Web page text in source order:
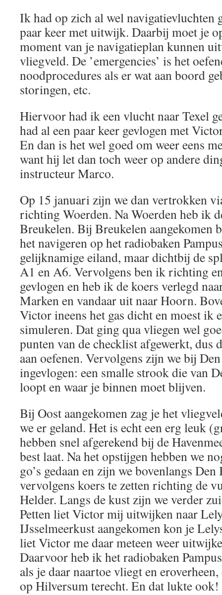
Ik had op zich al wel navigatievluchten
paar keer met uitwijk. Daarbij moet je
moment van je navigatieplan kunnen
vliegveld. De ’emergencies’ is het
noodprocedures als er wat aan boord
storingen, etc.
Hiervoor had ik een vlucht naar Texel
had al een paar keer gevlogen met
En dan is het wel goed om weer eens
want hij let dan toch weer op andere
instructeur Marco.
Op 15 januari zijn we dan vertrokken
richting Woerden. Na Woerden heb ik
Breukelen. Bij Breukelen aangekomen
het navigeren op het radiobaken
gelijknamige eiland, maar dichtbij de
A1 en A6. Vervolgens ben ik richting
gevlogen en heb ik de koers verlegd
Marken en vandaar uit naar Hoorn.
Victor ineens het gas dicht en moest ik
simuleren. Dat ging qua vliegen wel
punten van de checklist afgewerkt, dus
aan oefenen. Vervolgens zijn we bij
ingevlogen: een smalle strook die van
loopt en waar je binnen moet blijven.
Bij Oost aangekomen zag je het
we er geland. Het is echt een erg leuk
hebben snel afgerekend bij de
best laat. Na het opstijgen hebben we
go’s gedaan en zijn we bovenlangs
vervolgens koers te zetten richting de
Helder. Langs de kust zijn we verder
Petten liet Victor mij uitwijken naar
IJsselmeerkust aangekomen kon je
liet Victor me daar meteen weer
Daarvoor heb ik het radiobaken
als je daar naartoe vliegt en
op Hilversum terecht. En dat lukte ook!